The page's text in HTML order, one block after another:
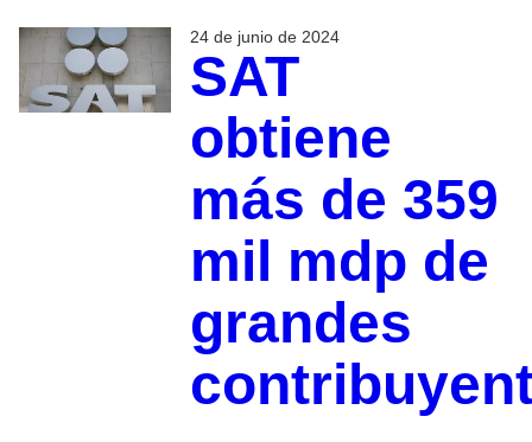
24 de junio de 2024
SAT
obtiene
más de 359
mil mdp de
grandes